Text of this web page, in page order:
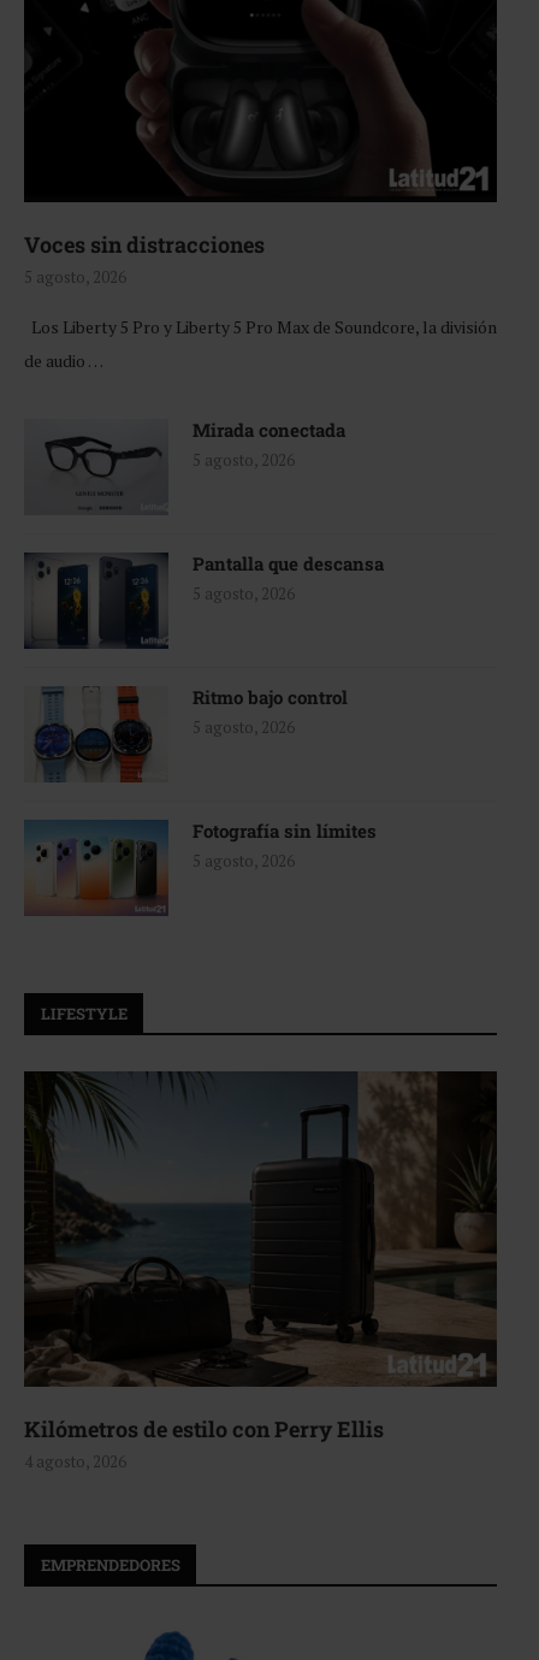
Voces sin distracciones
5 agosto, 2026
Los Liberty 5 Pro y Liberty 5 Pro Max de Soundcore, la división
de audio …
Mirada conectada
5 agosto, 2026
Pantalla que descansa
5 agosto, 2026
Ritmo bajo control
5 agosto, 2026
Fotografía sin límites
5 agosto, 2026
LIFESTYLE
Kilómetros de estilo con Perry Ellis
4 agosto, 2026
EMPRENDEDORES